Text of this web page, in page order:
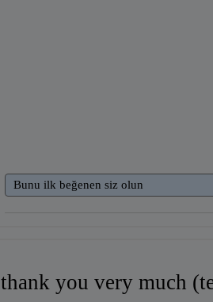
Bunu ilk beğenen siz olun
thank you very much